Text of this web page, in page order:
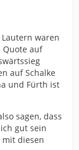
waren
Quote auf
auf Schalke
und Fürth ist
sagen, dass
gut sein
diesen